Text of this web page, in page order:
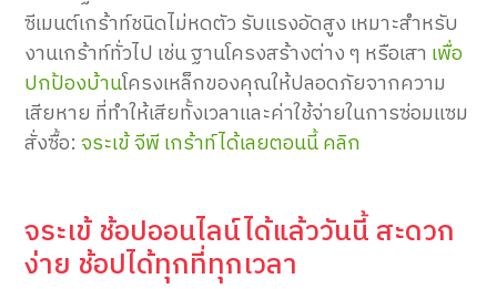
ซีเมนต์เกร้าท์ชนิดไม่หดตัว รับแรงอัดสูง เหมาะสำหรับ
งานเกร้าท์ทั่วไป เช่น ฐานโครงสร้างต่าง ๆ หรือเสา เพื่อ
ปกป้องบ้านโครงเหล็กของคุณให้ปลอดภัยจากความ
เสียหาย ที่ทำให้เสียทั้งเวลาและค่าใช้จ่ายในการซ่อมแซม
สั่งซื้อ:จระเข้ จีพี เกร้าท์ได้เลยตอนนี้ คลิก
จระเข้ ช้อปออนไลน์ได้แล้ววันนี้ สะดวก
ง่าย ช้อปได้ทุกที่ทุกเวลา